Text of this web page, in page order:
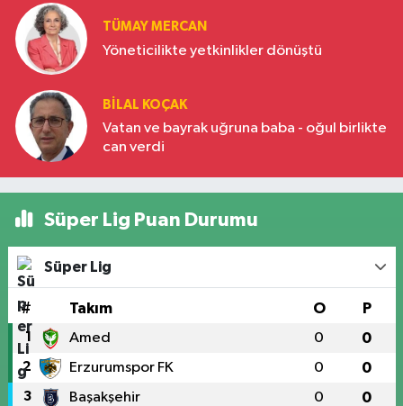
TÜMAY MERCAN
Yöneticilikte yetkinlikler dönüştü
BILAL KOÇAK
Vatan ve bayrak uğruna baba - oğul birlikte
can verdi
Süper Lig Puan Durumu
Süper Lig
# Takım O P
1 Amed 0 0
2 Erzurumspor FK 0 0
3 Başakşehir 0 0